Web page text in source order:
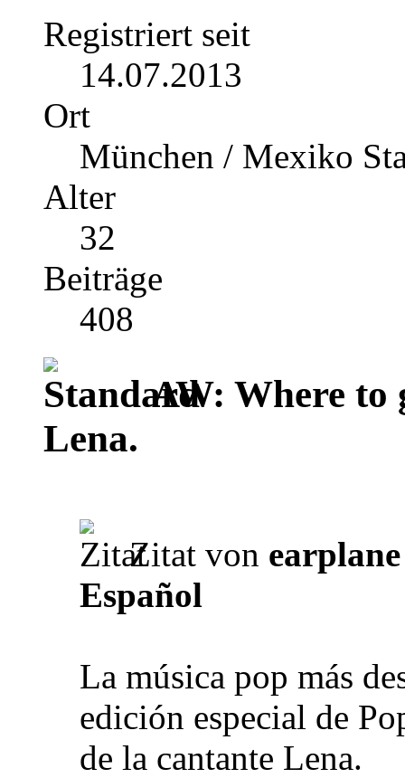
Registriert seit
14.07.2013
Ort
München / Mexiko
Alter
32
Beiträge
408
AW: Where to
Lena.
Zitat von earplane
Español
La música pop más
edición especial de
de la cantante Lena.